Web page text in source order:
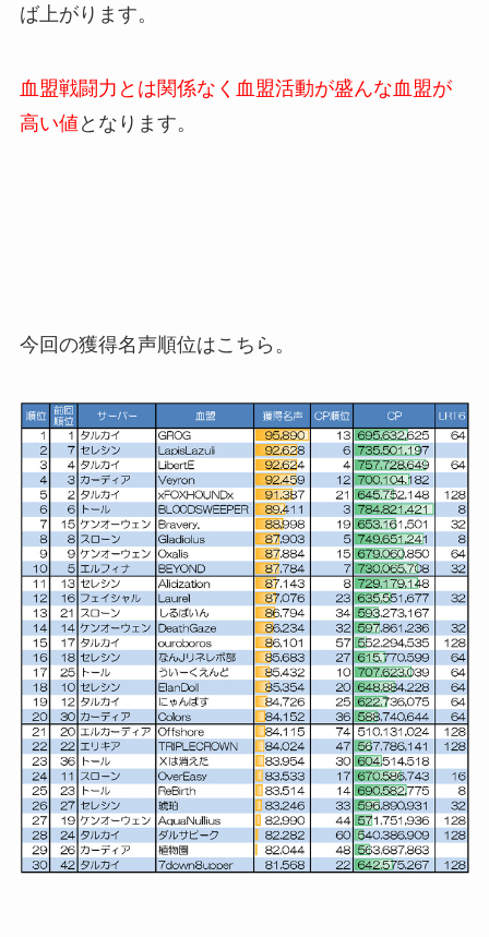
ば上がります。
血盟戦闘力とは関係なく血盟活動が盛んな血盟が
高い値 となります。
今回の獲得名声順位はこちら。